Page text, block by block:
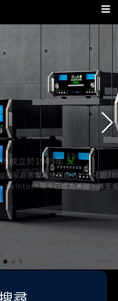
聞名於世。近70年的持續努力與
為美國，甚至是全世界， 最受
其黑色玻璃面板與標誌性的藍
Hi-End音響的象徵。